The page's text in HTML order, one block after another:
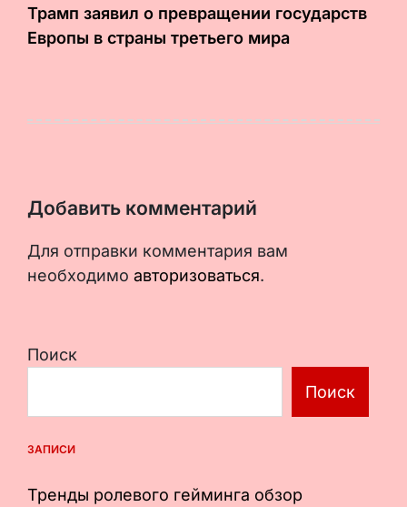
Трамп заявил о превращении государств
Европы в страны третьего мира
Добавить комментарий
Для отправки комментария вам
необходимо авторизоваться.
Поиск
Поиск
ЗАПИСИ
Тренды ролевого гейминга обзор